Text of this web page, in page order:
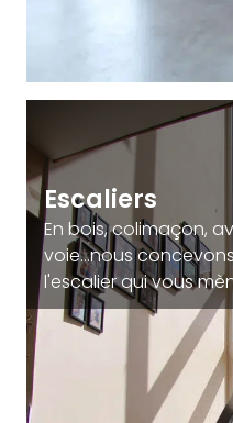
Escaliers
En bois, colimaçon,
voie...nous
l'escalier qui vous